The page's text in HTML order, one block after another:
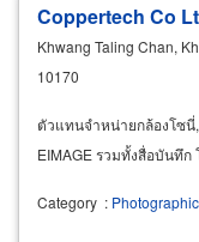
Coppertech Co
Khwang Taling Chan,
10170
ตัวแทนจำหน่ายกล้องโซ
EIMAGE รวมทั้งสื่อบันทึ
Category :